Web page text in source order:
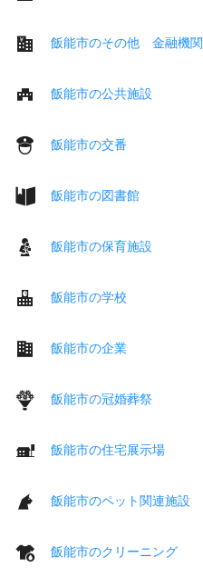
飯能市のその他 金融機関
飯能市の公共施設
飯能市の交番
飯能市の図書館
飯能市の保育施設
飯能市の学校
飯能市の企業
飯能市の冠婚葬祭
飯能市の住宅展示場
飯能市のペット関連施設
飯能市のクリーニング